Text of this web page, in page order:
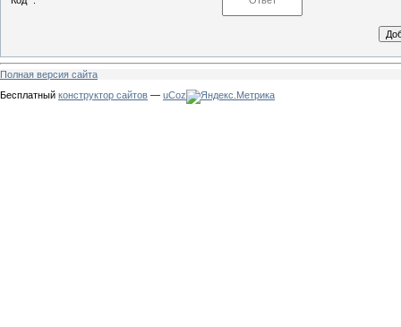
Полная версия сайта
Бесплатный конструктор сайтов — uCoz